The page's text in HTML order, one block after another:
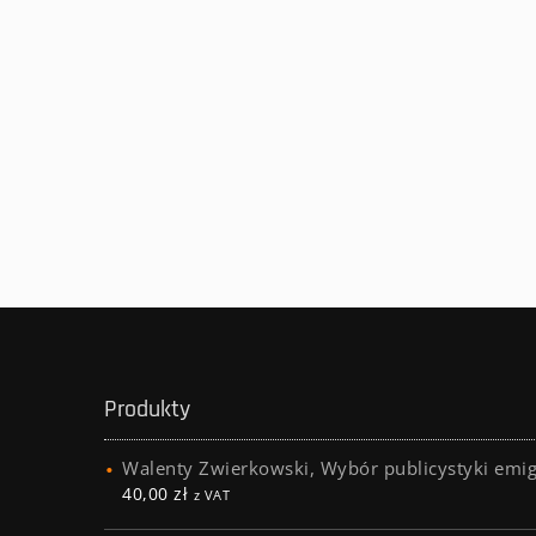
Produkty
Walenty Zwierkowski, Wybór publicystyki
40,00 zł z VAT